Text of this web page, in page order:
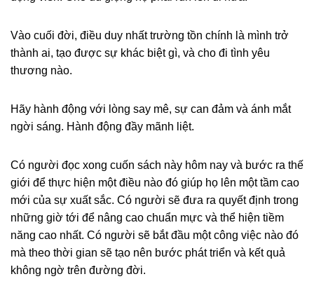
Vào cuối đời, điều duy nhất trường tồn chính là mình trở
thành ai, tạo được sự khác biệt gì, và cho đi tình yêu
thương nào.
Hãy hành động với lòng say mê, sự can đảm và ánh mắt
ngời sáng. Hành động đầy mãnh liệt.
Có người đọc xong cuốn sách này hôm nay và bước ra thế
giới để thực hiện một điều nào đó giúp họ lên một tầm cao
mới của sự xuất sắc. Có người sẽ đưa ra quyết định trong
những giờ tới để nâng cao chuẩn mực và thể hiện tiềm
năng cao nhất. Có người sẽ bắt đầu một công việc nào đó
mà theo thời gian sẽ tạo nên bước phát triển và kết quả
không ngờ trên đường đời.